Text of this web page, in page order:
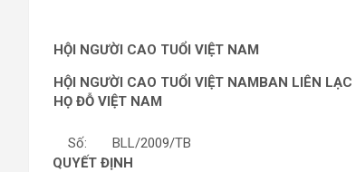
HỘI NGƯỜI CAO TUỔI VIỆT NAM
HỘI NGƯỜI CAO TUỔI VIỆT NAMBAN LIÊN LẠC
HỌ ĐỖ VIỆT NAM
Số: BLL/2009/TB
QUYẾT ĐỊNH